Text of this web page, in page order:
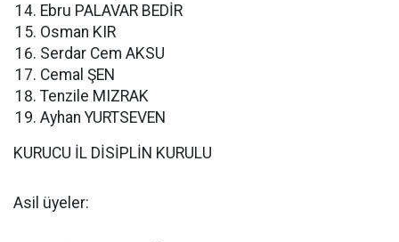
Ebru PALAVAR BEDİR
Osman KIR
Serdar Cem AKSU
Cemal ŞEN
Tenzile MIZRAK
Ayhan YURTSEVEN
KURUCU İL DİSİPLİN KURULU
Asil üyeler: